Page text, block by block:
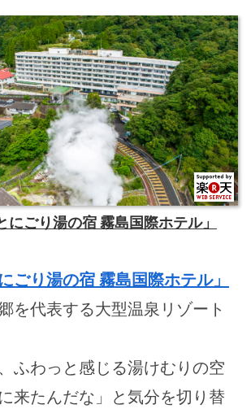
にごり湯の宿 霧島国際ホテル」
ごり湯の宿 霧島国際ホテル」
を代表する大型温泉リゾート
ふわっと感じる湯けむりの空
来たんだな」と気分を切り替